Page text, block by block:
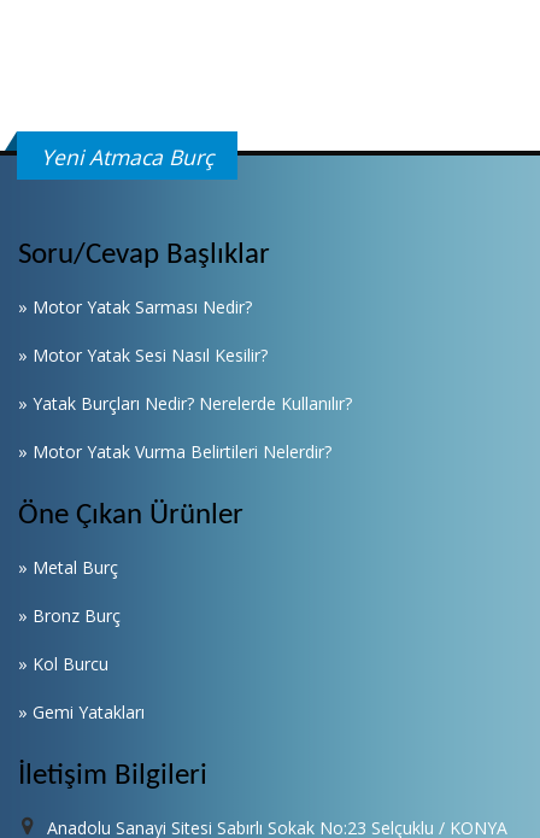
Yeni Atmaca Burç
Soru/Cevap Başlıklar
» Motor Yatak Sarması Nedir?
» Motor Yatak Sesi Nasıl Kesilir?
» Yatak Burçları Nedir? Nerelerde Kullanılır?
» Motor Yatak Vurma Belirtileri Nelerdir?
Öne Çıkan Ürünler
» Metal Burç
» Bronz Burç
» Kol Burcu
» Gemi Yatakları
İletişim Bilgileri
Anadolu Sanayi Sitesi Sabırlı Sokak No:23 Selçuklu / KONYA